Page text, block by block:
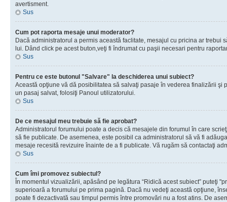
avertisment.
Sus
Cum pot raporta mesaje unui moderator?
Dacă administratorul a permis această faclitate, mesajul cu pricina ar trebui
lui. Dând click pe acest buton,veţi fi îndrumat cu paşii necesari pentru
Sus
Pentru ce este butonul "Salvare" la deschiderea unui subiect?
Această opţiune vă dă posibilitatea să salvaţi pasaje în vederea finalizării şi
un pasaj salvat, folosiţi Panoul utilizatorului.
Sus
De ce mesajul meu trebuie să fie aprobat?
Administratorul forumului poate a decis că mesajele din forumul în care
să fie publicate. De asemenea, este posibil ca administratorul să vă fi
mesaje recesită revizuire înainte de a fi publicate. Vă rugăm să contactaţi
Sus
Cum îmi promovez subiectul?
În momentul vizualizării, apăsând pe legătura “Ridică acest subiect” puteţi
superioară a forumului pe prima pagină. Dacă nu vedeţi această opţiune,
poate fi dezactivată sau timpul permis între promovări nu a fost atins. De